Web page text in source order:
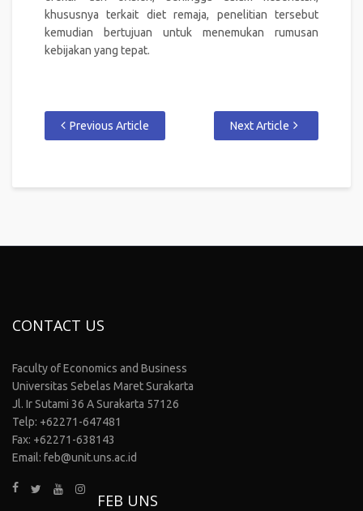
khususnya terkait diet remaja, penelitian tersebut
kemudian bertujuan untuk menemukan rumusan
kebijakan yang tepat.
Previous Article Next Article
CONTACT US
Faculty of Economics and Business
Universitas Sebelas Maret Surakarta
Jl. Ir Sutami 36 A Surakarta 57126
Telp: +62271-647481
Fax: +62271-638143
Email: feb@unit.uns.ac.id
FEB UNS